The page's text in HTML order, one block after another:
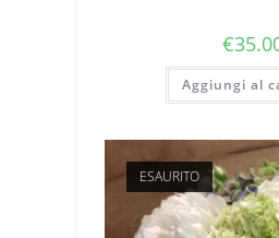
€
Aggiungi al
ESAURITO